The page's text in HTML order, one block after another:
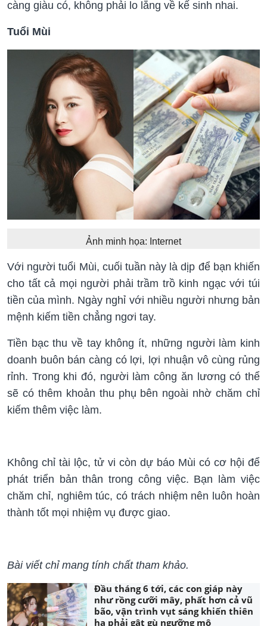
càng giàu có, không phải lo lắng về kế sinh nhai.
Tuổi Mùi
Ảnh minh họa: Internet
Với người tuổi Mùi, cuối tuần này là dịp để bạn khiến
cho tất cả mọi người phải trầm trồ kinh ngạc với túi
tiền của mình. Ngày nghỉ với nhiều người nhưng bản
mệnh kiếm tiền chẳng ngơi tay.
Tiền bạc thu về tay không ít, những người làm kinh
doanh buôn bán càng có lợi, lợi nhuận vô cùng rủng
rỉnh. Trong khi đó, người làm công ăn lương có thể
sẽ có thêm khoản thu phụ bên ngoài nhờ chăm chỉ
kiếm thêm việc làm.
Không chỉ tài lộc, tử vi còn dự báo Mùi có cơ hội để
phát triển bản thân trong công việc. Bạn làm việc
chăm chỉ, nghiêm túc, có trách nhiệm nên luôn hoàn
thành tốt mọi nhiệm vụ được giao.
Bài viết chỉ mang tính chất tham khảo.
Đầu tháng 6 tới, các con giáp này
như rồng cưỡi mây, phất hơn cả vũ
bão, vận trình vụt sáng khiến thiên
hạ phải gật gù ngưỡng mộ